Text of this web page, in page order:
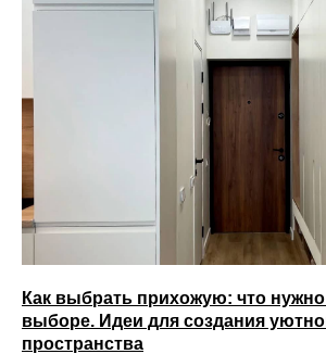
Как выбрать прихожую: что нужно
выборе. Идеи для создания
пространства